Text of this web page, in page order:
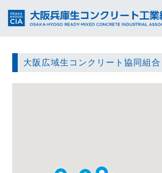
大阪広域生コンクリート協同組合